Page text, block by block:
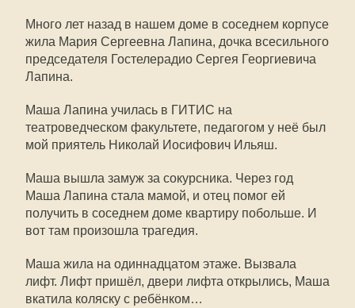
Много лет назад в нашем доме в соседнем корпусе
жила Мария Сергеевна Лапина, дочка всесильного
председателя Гостелерадио Сергея Георгиевича
Лапина.
Маша Лапина училась в ГИТИС на
театроведческом факультете, педагогом у неё был
мой приятель Николай Иосифович Ильяш.
Маша вышла замуж за сокурсника. Через год
Маша Лапина стала мамой, и отец помог ей
получить в соседнем доме квартиру побольше. И
вот там произошла трагедия.
Маша жила на одиннадцатом этаже. Вызвала
лифт. Лифт пришёл, двери лифта открылись, Маша
вкатила коляску с ребёнком…